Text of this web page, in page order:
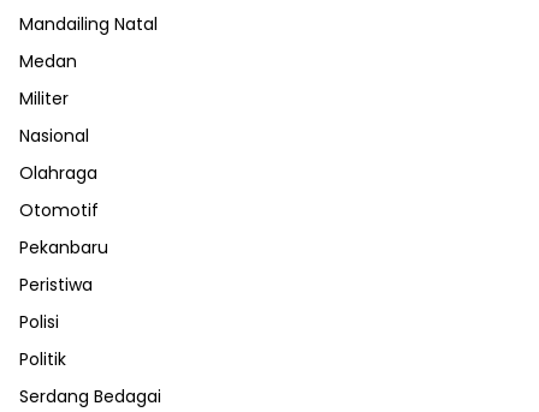
Mandailing Natal
Medan
Militer
Nasional
Olahraga
Otomotif
Pekanbaru
Peristiwa
Polisi
Politik
Serdang Bedagai